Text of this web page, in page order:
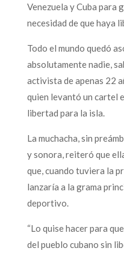
Venezuela y Cuba para
necesidad de que haya
Todo el mundo quedó
absolutamente nadie,
activista de apenas 22
quien levantó un cartel
libertad para la isla.
La muchacha, sin
y sonora, reiteró que
que, cuando tuviera la
lanzaría a la grama
deportivo.
“Lo quise hacer para
del pueblo cubano sin